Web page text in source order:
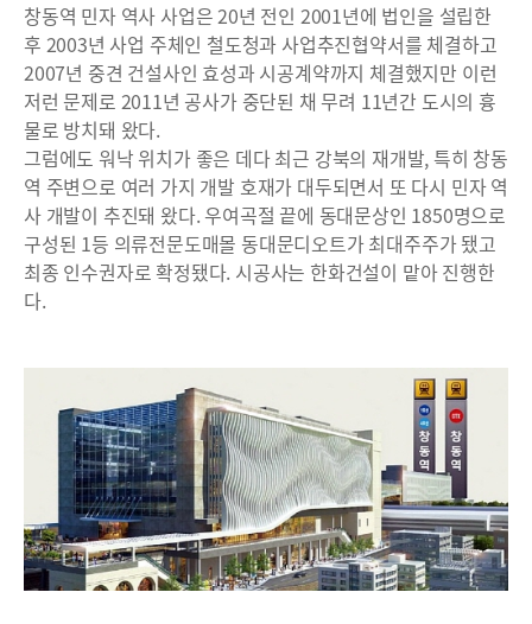
창동역 민자 역사 사업은 20년 전인 2001년에 법인을 설립한
후 2003년 사업 주체인 철도청과 사업추진협약서를 체결하고
2007년 중견 건설사인 효성과 시공계약까지 체결했지만 이런
저런 문제로 2011년 공사가 중단된 채 무려 11년간 도시의 흉
물로 방치돼 왔다.
그럼에도 워낙 위치가 좋은 데다 최근 강북의 재개발, 특히 창동
역 주변으로 여러 가지 개발 호재가 대두되면서 또 다시 민자 역
사 개발이 추진돼 왔다. 우여곡절 끝에 동대문상인 1850명으로
구성된 1등 의류전문도매몰 동대문디오트가 최대주주가 됐고
최종 인수권자로 확정됐다. 시공사는 한화건설이 맡아 진행한
다.